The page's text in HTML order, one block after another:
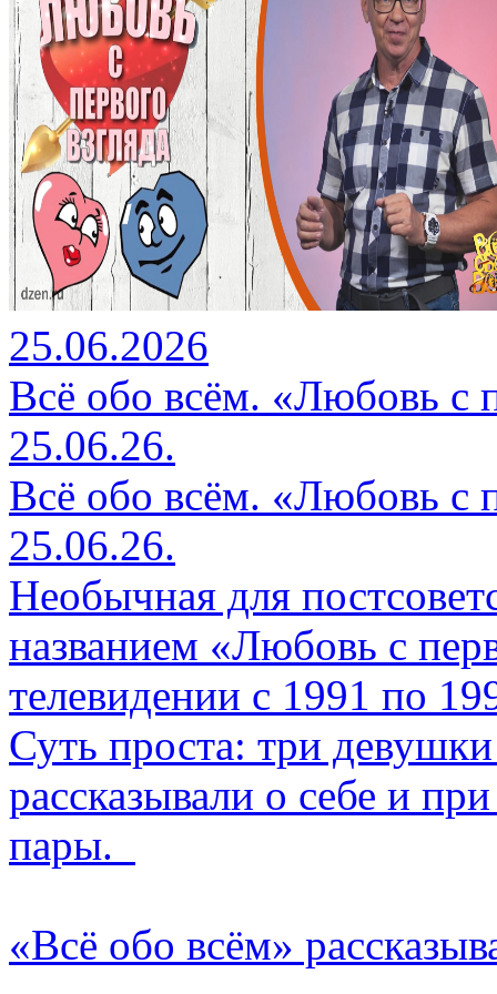
25.06.2026
Всё обо всём. «Любовь с
25.06.26.
Всё обо всём. «Любовь с
25.06.26.
Необычная для
названием «Любовь с
телевидении с 1991 по
Суть проста: три
рассказывали о себе и
пары.
«Всё обо всём»